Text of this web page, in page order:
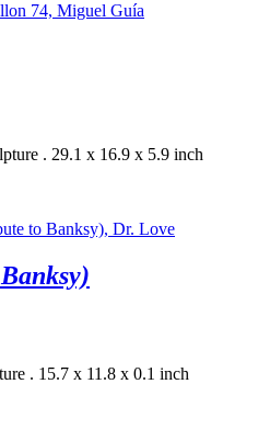
. 29.1 x 16.9 x 5.9 inch
. 15.7 x 11.8 x 0.1 inch